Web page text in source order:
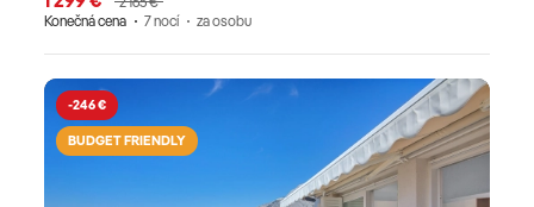
Konečná cena
7 nocí za osobu
-246 €
BUDGET FRIENDLY